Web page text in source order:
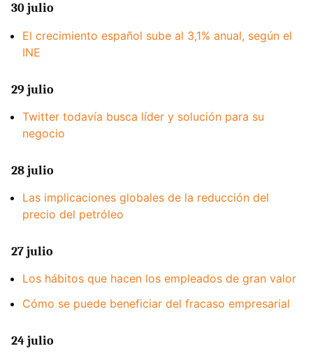
30 julio
El crecimiento español sube al 3,1% anual, según el
INE
29 julio
Twitter todavía busca líder y solución para su
negocio
28 julio
Las implicaciones globales de la reducción del
precio del petróleo
27 julio
Los hábitos que hacen los empleados de gran valor
Cómo se puede beneficiar del fracaso empresarial
24 julio